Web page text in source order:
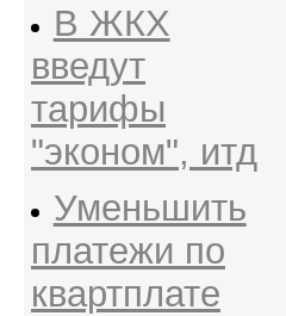
В ЖКХ
введут
тарифы
"эконом", итд
Уменьшить
платежи по
квартплате